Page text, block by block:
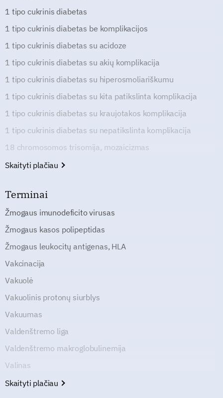
1 tipo cukrinis diabetas
1 tipo cukrinis diabetas be komplikacijos
1 tipo cukrinis diabetas su acidoze
1 tipo cukrinis diabetas su akių komplikacija
1 tipo cukrinis diabetas su hiperosmoliariškumu
1 tipo cukrinis diabetas su kita patikslinta komplikacija
1 tipo cukrinis diabetas su kraujotakos komplikacija
1 tipo cukrinis diabetas su nepatikslinta komplikacija
18 chromosomos trisomija, mozaicizmas
Skaityti plačiau
Terminai
Žmogaus imunodeficito virusas
Žmogaus kasos polipeptidas
Žmogaus leukocitų antigenas, HLA
Vakcinacija
Vakuolė
Vakuolinis protonų siurblys
Vakuumas
Valdenštremo liga
Valdenštremo makroglobulinemija
Valinas
Skaityti plačiau